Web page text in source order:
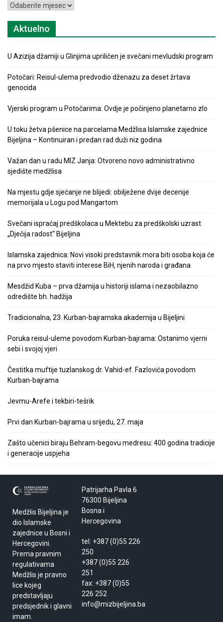
Arhiva
Aktuelno
U Azizija džamiji u Glinjima upriličen je svečani mevludski program
Potočari: Reisul-ulema predvodio dženazu za deset žrtava
genocida
Vjerski program u Potočarima: Ovdje je počinjeno planetarno zlo
U toku žetva pšenice na parcelama Medžlisa Islamske zajednice
Bijeljina – Kontinuiran i predan rad duži niz godina
Važan dan u radu MIZ Janja: Otvoreno novo administrativno
sjedište medžlisa
Na mjestu gdje sjećanje ne blijedi: obilježene dvije decenije
memorijala u Logu pod Mangartom
Svečani ispraćaj predškolaca u Mektebu za predškolski uzrast
„Dječija radost“ Bijeljina
Islamska zajednica: Novi visoki predstavnik mora biti osoba koja će
na prvo mjesto staviti interese BiH, njenih naroda i građana
Mesdžid Kuba – prva džamija u historiji islama i nezaobilazno
odredište bh. hadžija
Tradicionalna, 23. Kurban-bajramska akademija u Bijeljini
Poruka reisul-uleme povodom Kurban-bajrama: Ostanimo vjerni
sebi i svojoj vjeri
Čestitka muftije tuzlanskog dr. Vahid-ef. Fazlovića povodom
Kurban-bajrama
Jevmu-Arefe i tekbiri-tešrik
Prvi dan Kurban-bajrama u srijedu, 27. maja
Zašto učenici biraju Behram-begovu medresu: 400 godina tradicije
i generacije uspjeha
Medžlis Bijeljina je
dio Islamske
zajednice u Bosni i
Hercegovini.
Prema pravnim
regulativama
Medžlis je pravno
lice kojeg
predstavljaju
predsjednik i glavni
imam.
Patrijarha Pavla 6
76300 Bijeljina
Bosna i
Hercegovina
tel: +387 (0)55 226
250
+387 (0)55 226
251
fax: +387 (0)55
226 252
info@mizbijeljina.ba